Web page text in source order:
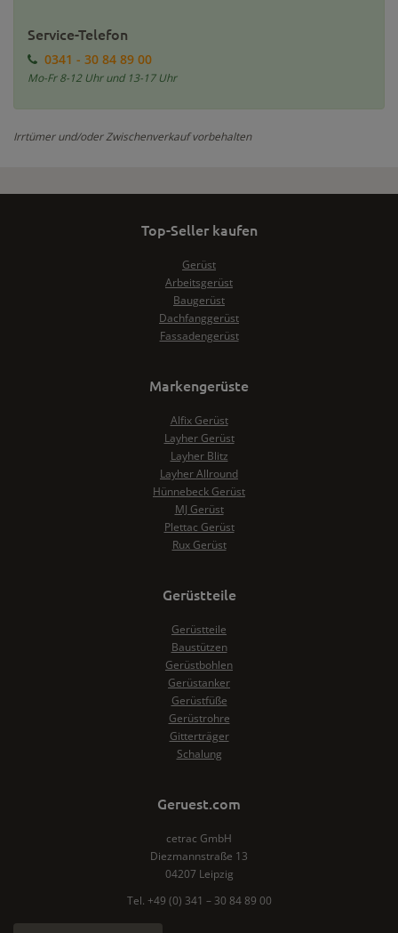
Service-Telefon
0341 - 30 84 89 00
Mo-Fr 8-12 Uhr und 13-17 Uhr
Irrtümer und/oder Zwischenverkauf vorbehalten
Top-Seller kaufen
Gerüst
Arbeitsgerüst
Baugerüst
Dachfanggerüst
Fassadengerüst
Markengerüste
Alfix Gerüst
Layher Gerüst
Layher Blitz
Layher Allround
Hünnebeck Gerüst
MJ Gerüst
Plettac Gerüst
Rux Gerüst
Gerüstteile
Gerüstteile
Baustützen
Gerüstbohlen
Gerüstanker
Gerüstfüße
Gerüstrohre
Gitterträger
Schalung
Geruest.com
cetrac GmbH
Diezmannstraße 13
04207 Leipzig
Tel. +49 (0) 341 – 30 84 89 00